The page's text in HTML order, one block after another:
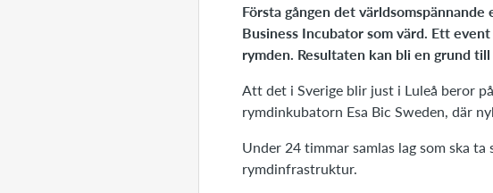
Första gången det
Business Incubator som värd. Ett
rymden. Resultaten kan bli en grund
Att det i Sverige blir just i Luleå beror
rymdinkubatorn Esa Bic Sweden, där
Under 24 timmar samlas lag som ska
rymdinfrastruktur.